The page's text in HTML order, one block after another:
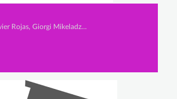
Secundaria, Jesús Javier Rojas, Giorgi Mikeladze y Alejandro Rivas